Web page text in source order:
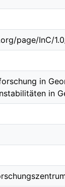
page/InC/
in
in